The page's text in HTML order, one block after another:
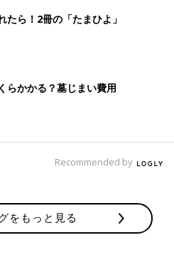
たら！2冊の「たまひよ」
らかかる？墓じまい費用
Recommended by
をもっと見る